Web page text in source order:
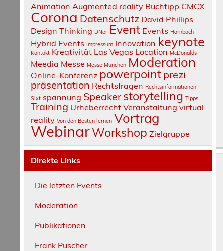
Animation Augmented reality Buchtipp CMCX
Corona Datenschutz David Phillips
Design Thinking DNer Event Events Hornbach
Hybrid Events Impressum Innovation keynote
Kontakt Kreativität Las Vegas Location McDonalds
Meedia Messe Messe München Moderation
Online-Konferenz powerpoint prezi
präsentation Rechtsfragen Rechtsinformationen
Sixt spannung Speakerstorytelling Tipps
Training Urheberrecht Veranstaltung virtual
reality Von den Besten lernen Vortrag
WebinarWorkshop Zielgruppe
Direkte Links
Die letzten Events
Moderation
Publikationen
Frank Puscher